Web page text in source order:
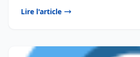
Lire l'article